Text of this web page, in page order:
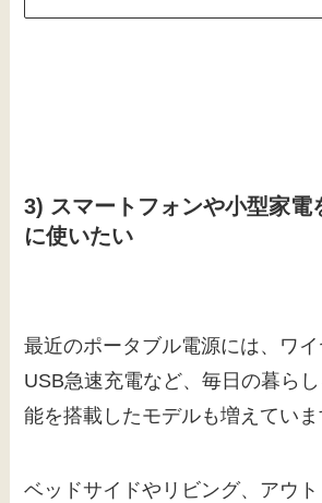
3) スマートフォンや小型家電
に使いたい
最近のポータブル電源には、ワ
USB急速充電など、毎日の暮ら
能を搭載したモデルも増えていま
ベッドサイドやリビング、アウ